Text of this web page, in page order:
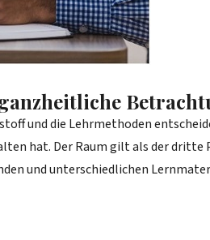
und die Lehrmethoden
hat. Der Raum gilt als der dritte
und unterschiedlichen